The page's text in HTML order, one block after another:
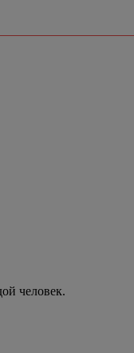
человек.